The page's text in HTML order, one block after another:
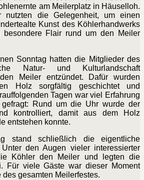
am Meilerplatz in Häuselloh.
nutzten die Gelegenheit, um einen
Kunst des Köhlerhandwerks
Flair rund um den Meiler
Sonntag hatten die Mitglieder des
Natur- und Kulturlandschaft
Meiler entzündet. Dafür wurden
Holz sorgfältig geschichtet und
Tagen war viel Erfahrung
gefragt: Rund um die Uhr wurde der
kontrolliert, damit aus dem Holz
entstehen konnte.
stand schließlich die eigentliche
den Augen vieler interessierter
Köhler den Meiler und legten die
Für viele Gäste war dieser Moment
gesamten Meilerfestes.